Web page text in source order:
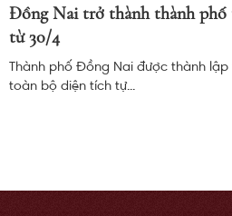
Đồng Nai trở thành thành
từ 30/4
Thành phố Đồng Nai được thành
toàn bộ diện tích tự...